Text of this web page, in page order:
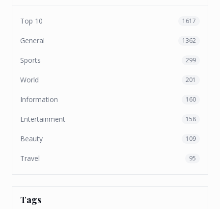
Top 10 1617
General 1362
Sports 299
World 201
Information 160
Entertainment 158
Beauty 109
Travel 95
Tags